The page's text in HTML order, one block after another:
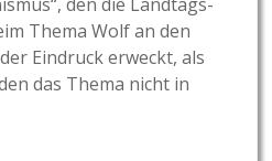
Thema Wolf an den
Eindruck erweckt, als
das Thema nicht in